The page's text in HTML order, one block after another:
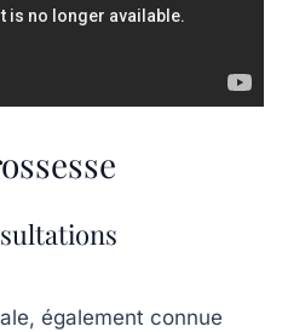
, également connue